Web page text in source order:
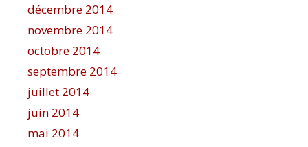
décembre 2014
novembre 2014
octobre 2014
septembre 2014
juillet 2014
juin 2014
mai 2014